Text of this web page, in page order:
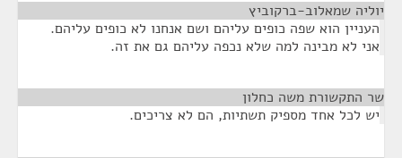
יוליה שמאלוב-ברקוביץ
העניין הוא שפה כופים עליהם ושם אנחנו לא כופים עליהם.
אני לא מבינה למה שלא נכפה עליהם גם את זה.
שר התקשורת משה כחלון
יש לכל אחד מספיק תשתיות, הם לא צריכים.